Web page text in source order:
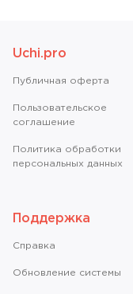
Uchi.pro
Публичная оферта
Пользовательское
соглашение
Политика обработки
персональных данных
Поддержка
Справкa
Обновление системы